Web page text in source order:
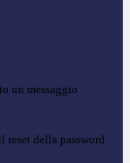
un messaggio
reset della password